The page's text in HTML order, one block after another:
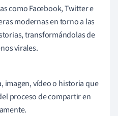
como Facebook, Twitter e
modernas en torno a las
transformándolas de
virales.
imagen, vídeo o historia que
proceso de compartir en